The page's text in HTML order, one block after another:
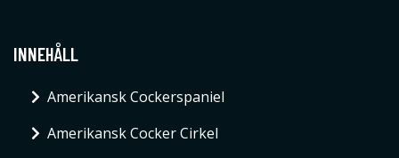
INNEHÅLL
Amerikansk Cockerspaniel
Amerikansk Cocker Cirkel